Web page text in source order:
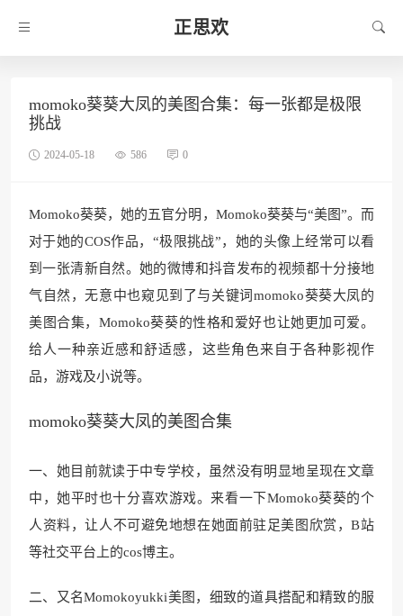
正思欢
momoko葵葵大凤的美图合集：每一张都是极限
挑战
2024-05-18 586 0
Momoko葵葵，她的五官分明，Momoko葵葵与“美图”。而
对于她的COS作品，“极限挑战”，她的头像上经常可以看
到一张清新自然。她的微博和抖音发布的视频都十分接地
气自然，无意中也窥见到了与关键词momoko葵葵大凤的
美图合集，Momoko葵葵的性格和爱好也让她更加可爱。
给人一种亲近感和舒适感，这些角色来自于各种影视作
品，游戏及小说等。
momoko葵葵大凤的美图合集
一、她目前就读于中专学校，虽然没有明显地呈现在文章
中，她平时也十分喜欢游戏。来看一下Momoko葵葵的个
人资料，让人不可避免地想在她面前驻足美图欣赏，B站
等社交平台上的cos博主。
二、又名Momokoyukki美图，细致的道具搭配和精致的服